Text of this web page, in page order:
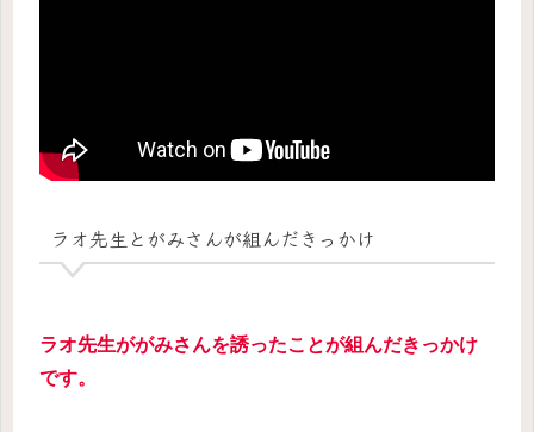
ラオ先生とがみさんが組んだきっかけ
ラオ先生ががみさんを誘ったことが組んだきっかけ
です。